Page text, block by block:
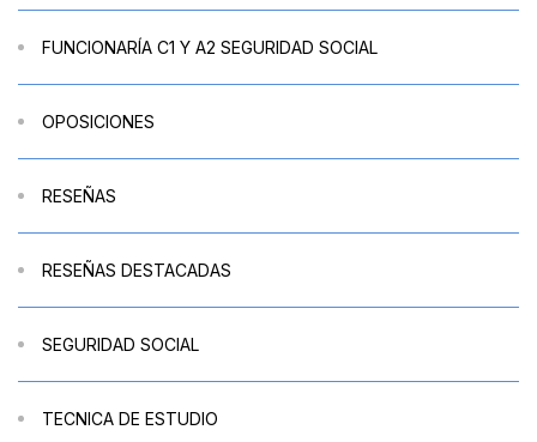
FUNCIONARÍA C1 Y A2 SEGURIDAD SOCIAL
OPOSICIONES
RESEÑAS
RESEÑAS DESTACADAS
SEGURIDAD SOCIAL
TECNICA DE ESTUDIO